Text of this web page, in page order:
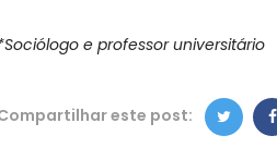
e professor universitário
este post: